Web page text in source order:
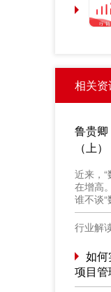
相关
鲁贵
（上）
近来，
在增高
谁不谈
于在相
以“数
行。
行业解
如
项目管